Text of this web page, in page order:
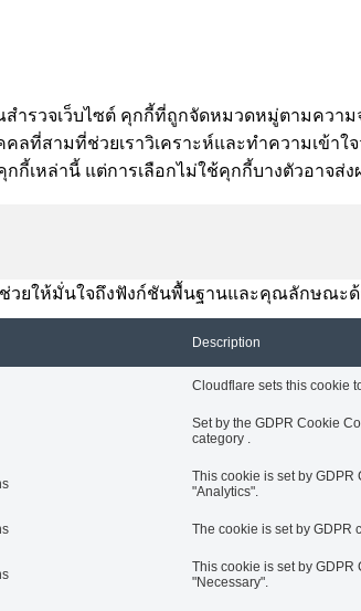
วจเว็บไซต์ คุกกี้ที่ถูกจัดหมวดหมู่ตามความ
ที่สามที่ช่วยเราวิเคราะห์และทำความเข้า
เหล่านี้ แต่การเลือกไม่ใช้คุกกี้บางตัวอาจส่
ช่วยให้มั่นใจถึงฟังก์ชันพื้นฐานและคุณลักษณะ
Description
Cloudflare sets this cookie
Set by the GDPR Cookie
category .
This cookie is set by
"Analytics".
The cookie is set by GDPR
This cookie is set by
"Necessary".